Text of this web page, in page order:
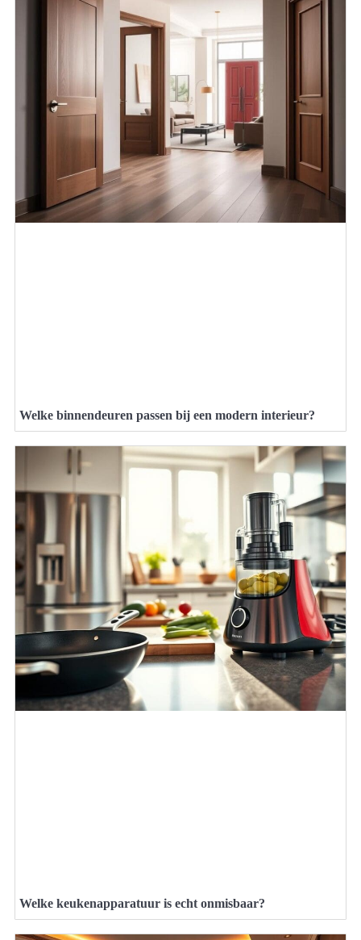
Welke binnendeuren passen bij een modern interieur?
Welke keukenapparatuur is echt onmisbaar?